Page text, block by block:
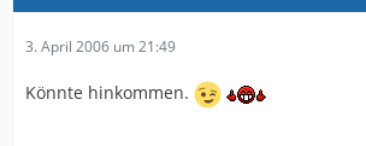
3. April 2006 um 21:49
Könnte hinkommen.